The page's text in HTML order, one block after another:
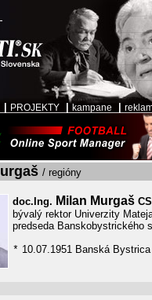
PROJEKTY kampane
/ regióny
doc.Ing. Milan Murgaš
bývalý rektor Univerzity
predseda Banskobystrického
* 10.07.1951 Banská Bystrica